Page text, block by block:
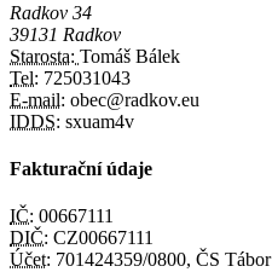
Radkov 34
39131 Radkov
Starosta: Tomáš Bálek
Tel: 725031043
E-mail: obec@radkov.eu
IDDS: sxuam4v
Fakturační údaje
IČ: 00667111
DIČ: CZ00667111
Účet: 701424359/0800, ČS Tábor